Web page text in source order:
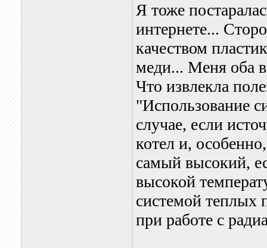
Я тоже
интернете...
качеством
меди... Меня оба
Что извлекла
"Использование
случае, если
котел и,
самый высокий,
высокой
системой теплых
при работе с